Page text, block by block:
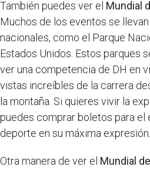
También puedes ver el Mundial
Muchos de los eventos se
nacionales, como el Parque
Estados Unidos. Estos parques
ver una competencia de DH en
vistas increíbles de la carrera
la montaña. Si quieres vivir la
puedes comprar boletos para el
deporte en su máxima expresión.
Otra manera de ver el Mundial